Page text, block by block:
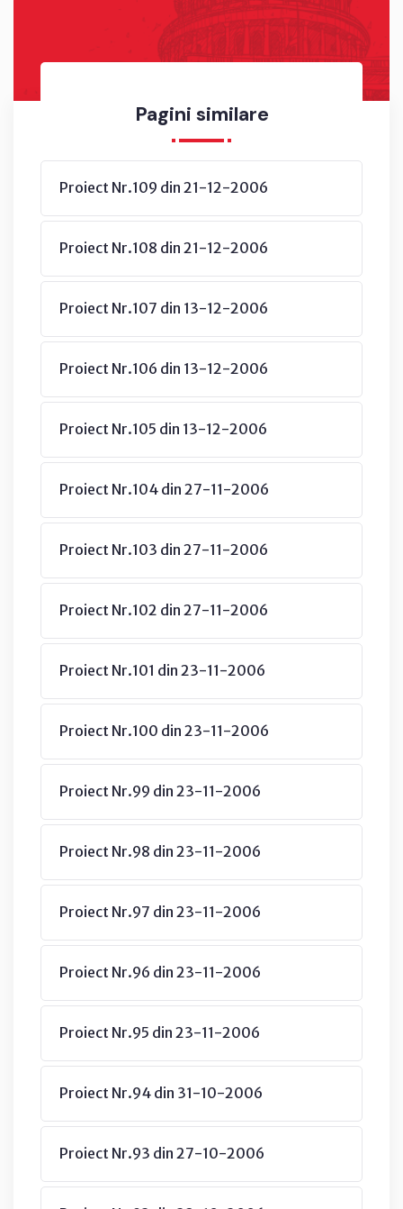
Pagini similare
Proiect Nr.109 din 21-12-2006
Proiect Nr.108 din 21-12-2006
Proiect Nr.107 din 13-12-2006
Proiect Nr.106 din 13-12-2006
Proiect Nr.105 din 13-12-2006
Proiect Nr.104 din 27-11-2006
Proiect Nr.103 din 27-11-2006
Proiect Nr.102 din 27-11-2006
Proiect Nr.101 din 23-11-2006
Proiect Nr.100 din 23-11-2006
Proiect Nr.99 din 23-11-2006
Proiect Nr.98 din 23-11-2006
Proiect Nr.97 din 23-11-2006
Proiect Nr.96 din 23-11-2006
Proiect Nr.95 din 23-11-2006
Proiect Nr.94 din 31-10-2006
Proiect Nr.93 din 27-10-2006